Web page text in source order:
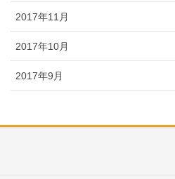
2017年11月
2017年10月
2017年9月